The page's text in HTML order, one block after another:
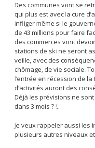
Des communes vont se
qui plus est avec la cure
infliger même si le
de 43 millions pour faire
des commerces vont
stations de ski ne seront
veille, avec des
chômage, de vie sociale.
l’entrée en récession de
d’activités auront des
Déjà les prévisions ne
dans 3 mois ? !.
Je veux rappeler aussi les
plusieurs autres niveaux